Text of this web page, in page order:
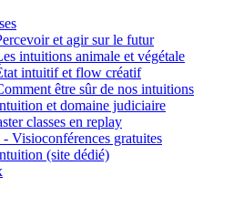
et agir sur le futur
intuitions animale et végétale
intuitif et flow créatif
être sûr de nos intuitions
et domaine judiciaire
classes en replay
Visioconférences gratuites
(site dédié)